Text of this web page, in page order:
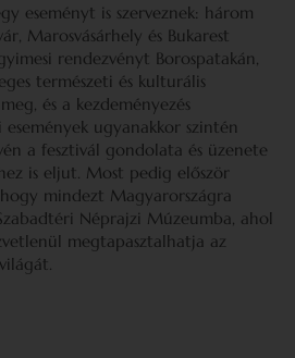
eseményt is szerveznek: három
Marosvásárhely és Bukarest
rendezvényt Borospatakán,
természeti és kulturális
és a kezdeményezés
események ugyanakkor szintén
a fesztivál gondolata és üzenete
is eljut. Most pedig először
mindezt Magyarországra
Néprajzi Múzeumba, ahol
megtapasztalhatja az